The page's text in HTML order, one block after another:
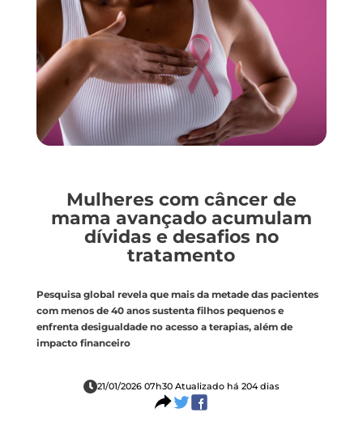
Mulheres com câncer de
mama avançado acumulam
dívidas e desafios no
tratamento
Pesquisa global revela que mais da metade das pacientes
com menos de 40 anos sustenta filhos pequenos e
enfrenta desigualdade no acesso a terapias, além de
impacto financeiro
21/01/2026 07h30 Atualizado há 204 dias